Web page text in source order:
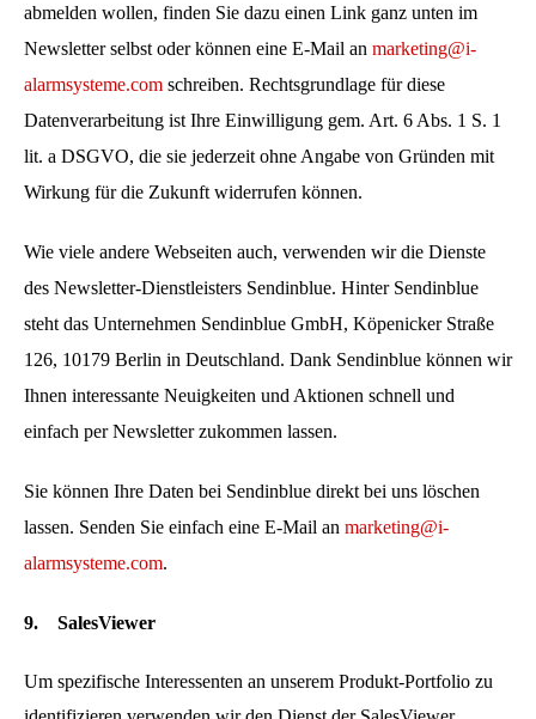
abmelden wollen, finden Sie dazu einen Link ganz unten im
Newsletter selbst oder können eine E-Mail an marketing@i-
alarmsysteme.com schreiben. Rechtsgrundlage für diese
Datenverarbeitung ist Ihre Einwilligung gem. Art. 6 Abs. 1 S. 1
lit. a DSGVO, die sie jederzeit ohne Angabe von Gründen mit
Wirkung für die Zukunft widerrufen können.
Wie viele andere Webseiten auch, verwenden wir die Dienste
des Newsletter-Dienstleisters Sendinblue. Hinter Sendinblue
steht das Unternehmen Sendinblue GmbH, Köpenicker Straße
126, 10179 Berlin in Deutschland. Dank Sendinblue können wir
Ihnen interessante Neuigkeiten und Aktionen schnell und
einfach per Newsletter zukommen lassen.
Sie können Ihre Daten bei Sendinblue direkt bei uns löschen
lassen. Senden Sie einfach eine E-Mail an marketing@i-
alarmsysteme.com.
9. SalesViewer
Um spezifische Interessenten an unserem Produkt-Portfolio zu